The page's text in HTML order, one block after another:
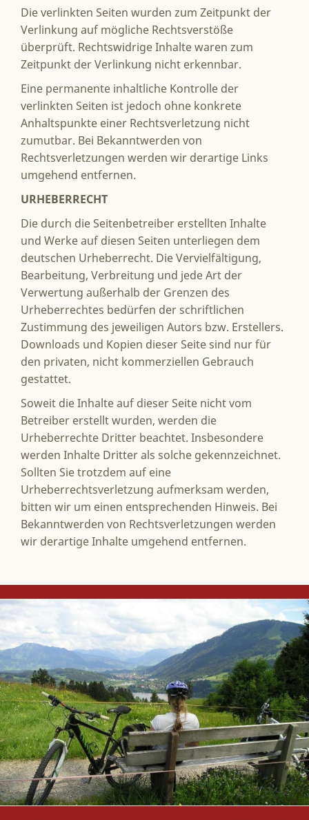
Die verlinkten Seiten wurden zum Zeitpunkt der
Verlinkung auf mögliche Rechtsverstöße
überprüft. Rechtswidrige Inhalte waren zum
Zeitpunkt der Verlinkung nicht erkennbar.
Eine permanente inhaltliche Kontrolle der
verlinkten Seiten ist jedoch ohne konkrete
Anhaltspunkte einer Rechtsverletzung nicht
zumutbar. Bei Bekanntwerden von
Rechtsverletzungen werden wir derartige Links
umgehend entfernen.
URHEBERRECHT
Die durch die Seitenbetreiber erstellten Inhalte
und Werke auf diesen Seiten unterliegen dem
deutschen Urheberrecht. Die Vervielfältigung,
Bearbeitung, Verbreitung und jede Art der
Verwertung außerhalb der Grenzen des
Urheberrechtes bedürfen der schriftlichen
Zustimmung des jeweiligen Autors bzw. Erstellers.
Downloads und Kopien dieser Seite sind nur für
den privaten, nicht kommerziellen Gebrauch
gestattet.
Soweit die Inhalte auf dieser Seite nicht vom
Betreiber erstellt wurden, werden die
Urheberrechte Dritter beachtet. Insbesondere
werden Inhalte Dritter als solche gekennzeichnet.
Sollten Sie trotzdem auf eine
Urheberrechtsverletzung aufmerksam werden,
bitten wir um einen entsprechenden Hinweis. Bei
Bekanntwerden von Rechtsverletzungen werden
wir derartige Inhalte umgehend entfernen.